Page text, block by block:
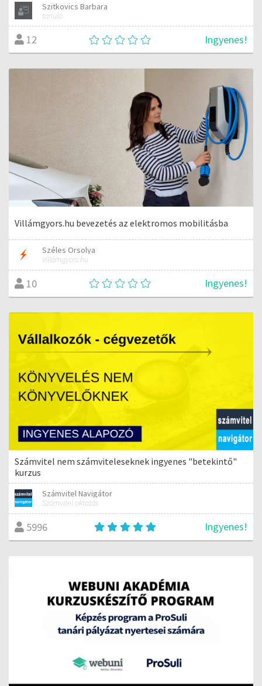
Szitkovics Barbara
tanuló
12 Ingyenes!
Villámgyors.hu bevezetés az elektromos mobilitásba
Széles Orsolya
Villámgyors.hu
10 Ingyenes!
Számvitel nem számviteleseknek ingyenes "betekintő"
kurzus
Számvitel Navigátor
Számvitel oktatás
5996 Ingyenes!